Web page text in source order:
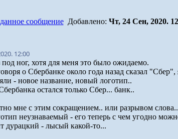
Добавлено: Чт, 24 Сен, 2020.
12:00
под ног, хотя для меня это было ожидаемо.
о Сбербанке около года назад сказал "Сбер",
- новое название, новый логотип..
остался только Сбер... банк..
мне с этим сокращением.. или разрывом слова..
неузнаваемый - его теперь с чем угодно
дурацкий - лысый какой-то...